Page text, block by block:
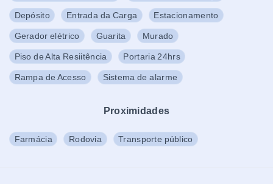
Depósito Entrada da Carga Estacionamento
Gerador elétrico Guarita Murado
Piso de Alta Resiitência Portaria 24hrs
Rampa de Acesso Sistema de alarme
Proximidades
Farmácia Rodovia Transporte público